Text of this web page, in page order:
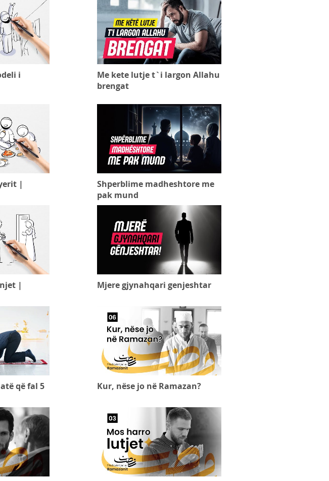
i
Me kete lutje t`i largon Allahu
brengat
|
Shperblime madheshtore me
pak mund
|
Mjere gjynahqari genjeshtar
që fal 5
Kur, nëse jo në Ramazan?